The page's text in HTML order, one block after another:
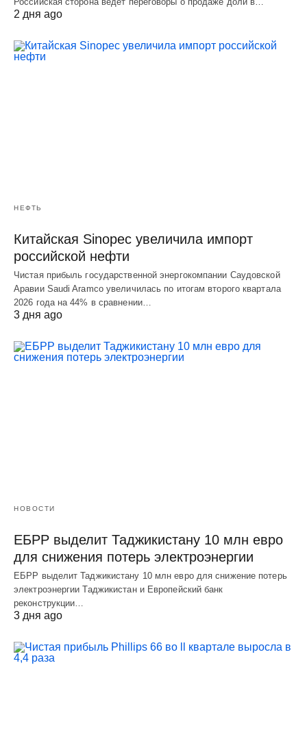
2 дня ago
НЕФТЬ
Китайская Sinopec увеличила импорт
российской нефти
Чистая прибыль государственной энергокомпании Саудовской
Аравии Saudi Aramco увеличилась по итогам второго квартала
2026 года на 44% в сравнении…
3 дня ago
НОВОСТИ
ЕБРР выделит Таджикистану 10 млн евро
для снижения потерь электроэнергии
ЕБРР выделит Таджикистану 10 млн евро для снижение потерь
электроэнергии Таджикистан и Европейский банк
реконструкции…
3 дня ago